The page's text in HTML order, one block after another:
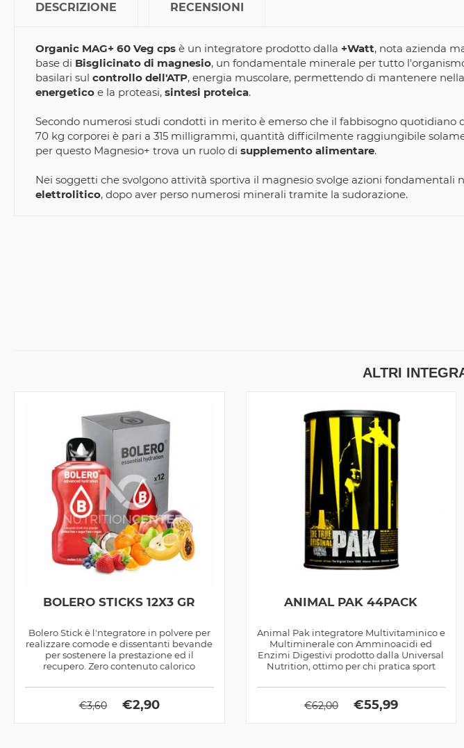
DESCRIZIONE RECENSIONI
Organic MAG+ 60 Veg cps è un integratore prodotto dalla +Watt, nota azienda
base di Bisglicinato di magnesio, un fondamentale minerale per tutto
basilari sul controllo dell'ATP, energia muscolare, permettendo di mantenere
energetico e la proteasi, sintesi proteica.
Secondo numerosi studi condotti in merito è emerso che il fabbisogno quotidiano
70 kg corporei è pari a 315 milligrammi, quantità difficilmente raggiungibile
per questo Magnesio+ trova un ruolo di supplemento alimentare.
Nei soggetti che svolgono attività sportiva il magnesio svolge azioni fondamentali
elettrolitico, dopo aver perso numerosi minerali tramite la sudorazione.
ALTRI
BOLERO STICKS 12X3 GR
Bolero Stick è l'ntegratore in polvere per
realizzare comode e dissentanti bevande
per sostenere la prestazione ed il
recupero. Zero contenuto calorico
€3,60 €2,90
ANIMAL PAK 44PACK
Animal Pak integratore Multivitaminico e
Multiminerale con Amminoacidi ed
Enzimi Digestivi prodotto dalla Universal
Nutrition, ottimo per chi pratica sport
€62,00 €55,99